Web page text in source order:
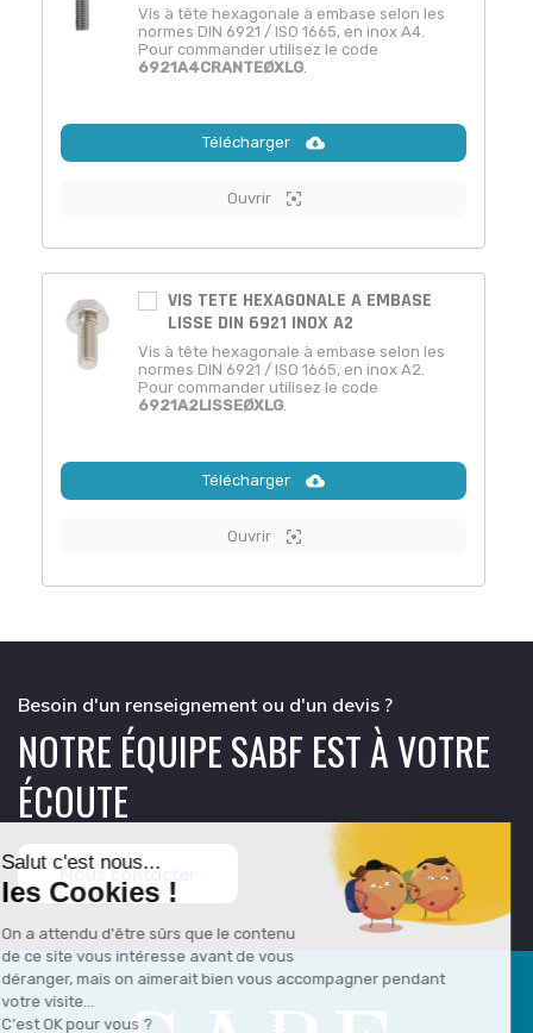
Vis à tête hexagonale à embase selon les
normes DIN 6921 / ISO 1665, en inox A4.
Pour commander utilisez le code
6921A4CRANTEØXLG.
Télécharger
Ouvrir
VIS TETE HEXAGONALE A EMBASE
LISSE DIN 6921 INOX A2
Vis à tête hexagonale à embase selon les
normes DIN 6921 / ISO 1665, en inox A2.
Pour commander utilisez le code
6921A2LISSEØXLG.
Télécharger
Ouvrir
Besoin d'un renseignement ou d'un devis ?
NOTRE ÉQUIPE SABF EST À VOTRE
ÉCOUTE
Nous contacter